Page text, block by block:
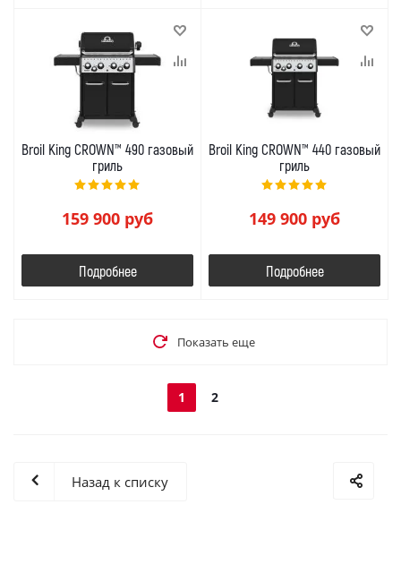
Broil King CROWN™ 490 газовый
гриль
159 900 руб
Подробнее
Broil King CROWN™ 440 газовый
гриль
149 900 руб
Подробнее
Показать еще
1 2
Назад к списку